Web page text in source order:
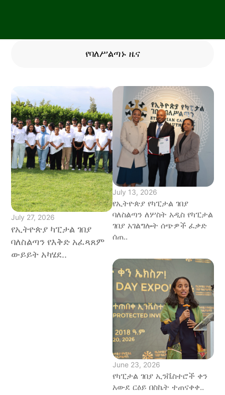
የባለሥልጣኑ ዜና
July 27, 2026
የኢትዮጵያ ካፒታል ገበያ
ባለስልጣን የእቅድ አፈጻጸም
ውይይት አካሄደ..
July 13, 2026
የኢትዮጵያ የካፒታል ገበያ
ባለስልጣን ለሦስት አዲስ የካፒታል
ገበያ አገልግሎት ሰጭዎች ፈቃድ
ሰጠ..
June 23, 2026
የካፒታል ገበያ ኢንቬስተሮች ቀን
አውደ ርዕይ በስኬት ተጠናቀቀ..